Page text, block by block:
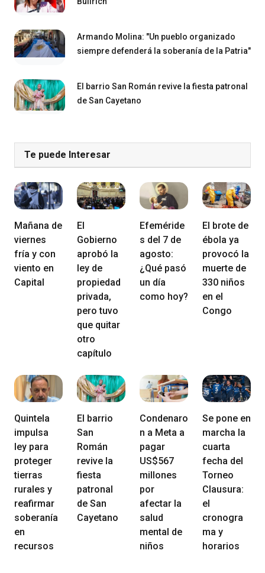
Armando Molina: "Un pueblo organizado
siempre defenderá la soberanía de la Patria"
El barrio San Román revive la fiesta patronal
de San Cayetano
Te puede Interesar
Mañana de
viernes
fría y con
viento en
Capital
El
Gobierno
aprobó la
ley de
propiedad
privada,
pero tuvo
que quitar
otro
capítulo
Efeméride
s del 7 de
agosto:
¿Qué pasó
un día
como hoy?
El brote de
ébola ya
provocó la
muerte de
330 niños
en el
Congo
Quintela
impulsa
ley para
proteger
tierras
rurales y
reafirmar
soberanía
en
recursos
El barrio
San
Román
revive la
fiesta
patronal
de San
Cayetano
Condenaro
n a Meta a
pagar
US$567
millones
por
afectar la
salud
mental de
niños
Se pone en
marcha la
cuarta
fecha del
Torneo
Clausura:
el
cronogra
ma y
horarios